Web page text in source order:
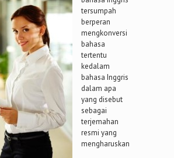
tersumpah
berperan
mengkonversi
bahasa
tertentu
kedalam
bahasa Inggris
dalam apa
yang disebut
sebagai
terjemahan
resmi yang
mengharuskan